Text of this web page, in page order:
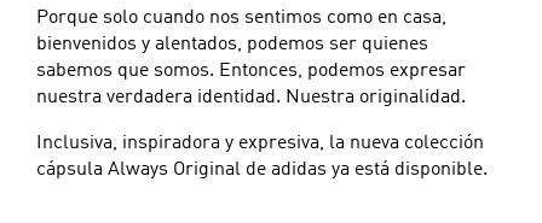
Porque solo cuando nos sentimos como en casa,
bienvenidos y alentados, podemos ser quienes
sabemos que somos. Entonces, podemos expresar
nuestra verdadera identidad. Nuestra originalidad.
Inclusiva, inspiradora y expresiva, la nueva colección
cápsula Always Original de adidas ya está disponible.